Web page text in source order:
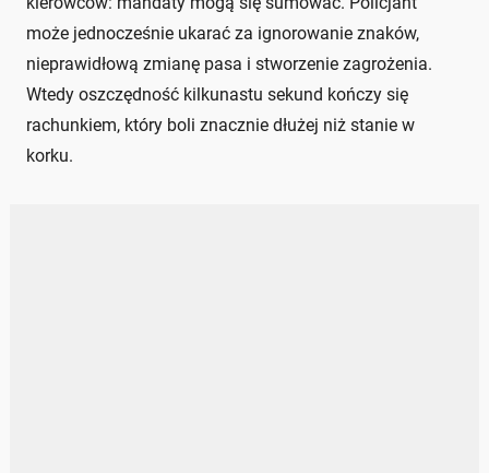
może jednocześnie ukarać za ignorowanie znaków,
nieprawidłową zmianę pasa i stworzenie zagrożenia.
Wtedy oszczędność kilkunastu sekund kończy się
rachunkiem, który boli znacznie dłużej niż stanie w
korku.